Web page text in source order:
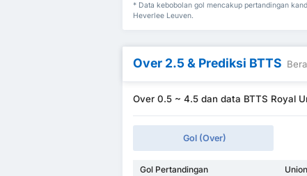
* Data kebobolan gol mencakup pertandingan
Heverlee Leuven.
Over 2.5 & Prediksi BTTS
Over 0.5 ~ 4.5 dan data BTTS Royal
Gol (Over)
Gol Pertandingan